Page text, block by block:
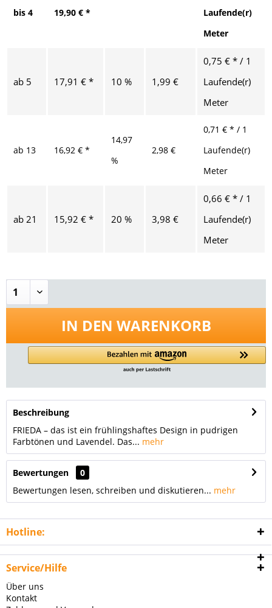
bis 4 19,90 € *
Laufende(r)
Meter
ab 5 17,91 € * 10 % 1,99 €
0,75 € * / 1
Laufende(r)
Meter
ab 13 16,92 € *
14,97
%
2,98 €
0,71 € * / 1
Laufende(r)
Meter
ab 21 15,92 € * 20 % 3,98 €
0,66 € * / 1
Laufende(r)
Meter
IN DEN WARENKORB
Beschreibung
FRIEDA – das ist ein frühlingshaftes Design in pudrigen
Farbtönen und Lavendel. Das... mehr
Bewertungen
0
Bewertungen lesen, schreiben und diskutieren... mehr
Hotline:
Service/Hilfe
Über uns
Kontakt